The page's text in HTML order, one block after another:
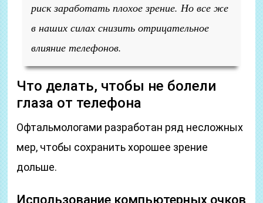
риск заработать плохое зрение. Но все же
в наших силах снизить отрицательное
влияние телефонов.
Что делать, чтобы не болели
глаза от телефона
Офтальмологами разработан ряд несложных
мер, чтобы сохранить хорошее зрение
дольше.
Использование компьютерных очков